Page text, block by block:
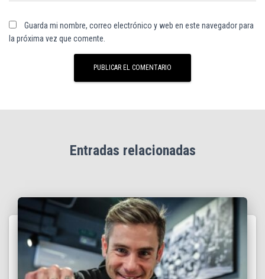
Guarda mi nombre, correo electrónico y web en este navegador para
la próxima vez que comente.
Entradas relacionadas